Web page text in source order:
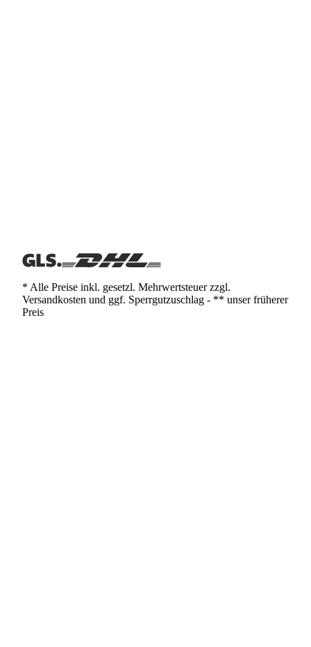
* Alle Preise inkl. gesetzl. Mehrwertsteuer zzgl.
Versandkosten und ggf. Sperrgutzuschlag - ** unser früherer
Preis